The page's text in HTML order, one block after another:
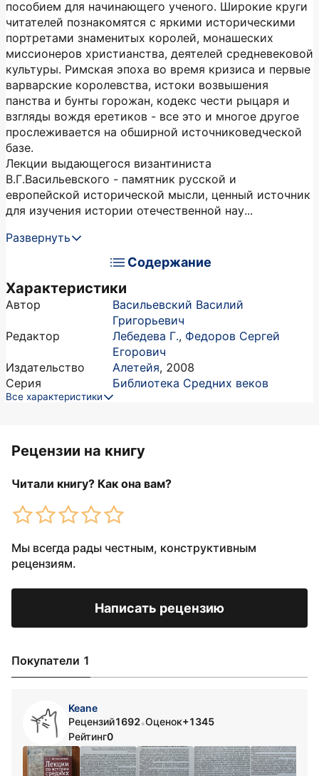
пособием для начинающего ученого. Широкие круги
читателей познакомятся с яркими историческими
портретами знаменитых королей, монашеских
миссионеров христианства, деятелей средневековой
культуры. Римская эпоха во время кризиса и первые
варварские королевства, истоки возвышения
панства и бунты горожан, кодекс чести рыцаря и
взгляды вождя еретиков - все это и многое другое
прослеживается на обширной источниковедческой
базе.
Лекции выдающегося византиниста
В.Г.Васильевского - памятник русской и
европейской исторической мысли, ценный источник
для изучения истории отечественной нау...
Развернуть
Содержание
Характеристики
Автор
Васильевский Василий
Григорьевич
Редактор
Лебедева Г., Федоров Сергей
Егорович
Издательство
Алетейя, 2008
Серия
Библиотека Средних веков
Все характеристики
Рецензии на книгу
Читали книгу? Как она вам?
Мы всегда рады честным, конструктивным
рецензиям.
Написать рецензию
Покупатели 1
Keane
Рецензий1692•Оценок+1345
Рейтинг0